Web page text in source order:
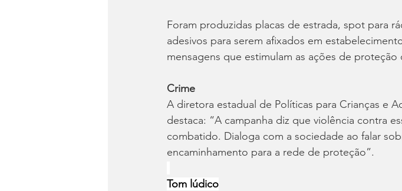
Foram produzidas placas de estrada, spot para
adesivos para serem afixados em
mensagens que estimulam as ações de proteção
Crime
A diretora estadual de Políticas para Crianças e
destaca: “A campanha diz que violência contra
combatido. Dialoga com a sociedade ao falar
encaminhamento para a rede de proteção”.
Tom lúdico